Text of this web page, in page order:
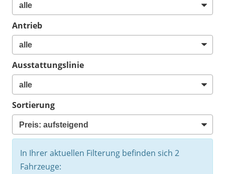
Antrieb
Ausstattungslinie
Sortierung
In Ihrer aktuellen Filterung befinden sich 2
Fahrzeuge: